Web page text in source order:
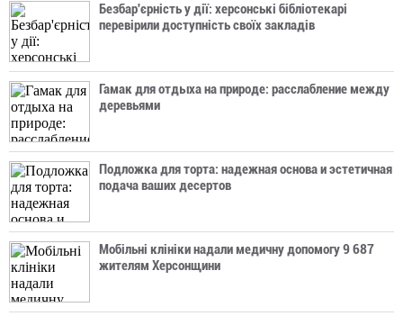
Безбар'єрність у дії: херсонські бібліотекарі
перевірили доступність своїх закладів
Гамак для отдыха на природе: расслабление между
деревьями
Подложка для торта: надежная основа и эстетичная
подача ваших десертов
Мобільні клініки надали медичну допомогу 9 687
жителям Херсонщини